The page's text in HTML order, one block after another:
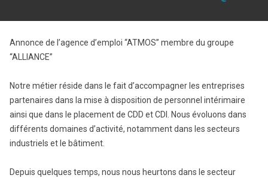
Annonce de l’agence d’emploi “ATMOS” membre du groupe
“ALLIANCE”
Notre métier réside dans le fait d’accompagner les entreprises
partenaires dans la mise à disposition de personnel intérimaire
ainsi que dans le placement de CDD et CDI. Nous évoluons dans
différents domaines d’activité, notamment dans les secteurs
industriels et le bâtiment.
Depuis quelques temps, nous nous heurtons dans le secteur